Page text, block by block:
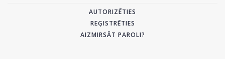
AUTORIZĒTIES
REĢISTRĒTIES
AIZMIRSĀT PAROLI?